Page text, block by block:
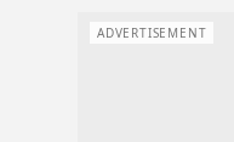
ADVERTISEMENT